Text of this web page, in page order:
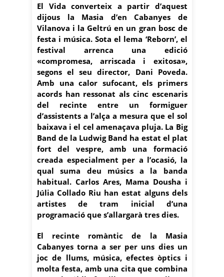
El Vida converteix a partir d’aquest
dijous la Masia d’en Cabanyes de
Vilanova i la Geltrú en un gran bosc de
festa i música. Sota el lema ‘Reborn’, el
festival arrenca una edició
«compromesa, arriscada i exitosa»,
segons el seu director, Dani Poveda.
Amb una calor sufocant, els primers
acords han ressonat als cinc escenaris
del recinte entre un formiguer
d’assistents a l’alça a mesura que el sol
baixava i el cel amenaçava pluja. La Big
Band de la Ludwig Band ha estat el plat
fort del vespre, amb una formació
creada especialment per a l’ocasió, la
qual suma deu músics a la banda
habitual. Carlos Ares, Mama Dousha i
Júlia Collado Riu han estat alguns dels
artistes de tram inicial d’una
programació que s’allargarà tres dies.
El recinte romàntic de la Masia
Cabanyes torna a ser per uns dies un
joc de llums, música, efectes òptics i
molta festa, amb una cita que combina